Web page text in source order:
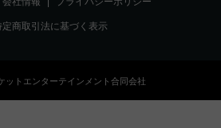
定商取引法に基づく表示
ットエンターテインメント合同会社